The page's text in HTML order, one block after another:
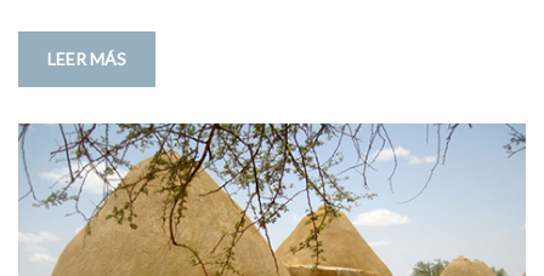
LEER MÁS